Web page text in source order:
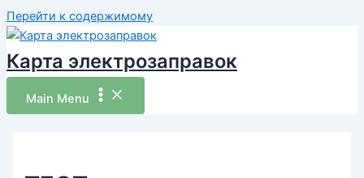
Перейти к содержимому
Карта электрозаправок
Main Menu